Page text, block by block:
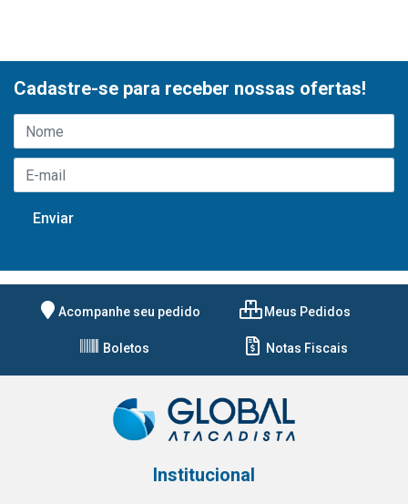
Cadastre-se para receber nossas ofertas!
Acompanhe seu pedido Meus Pedidos
Boletos Notas Fiscais
Institucional